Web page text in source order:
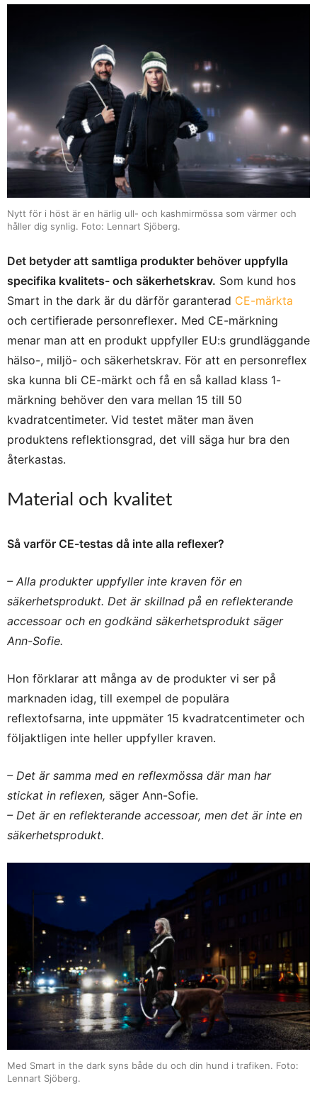
Nytt för i höst är en härlig ull- och kashmirmössa som värmer och
håller dig synlig. Foto: Lennart Sjöberg.
Det betyder att samtliga produkter behöver uppfylla
specifika kvalitets- och säkerhetskrav. Som kund hos
Smart in the dark är du därför garanterad CE-märkta
och certifierade personreflexer. Med CE-märkning
menar man att en produkt uppfyller EU:s grundläggande
hälso-, miljö- och säkerhetskrav. För att en personreflex
ska kunna bli CE-märkt och få en så kallad klass 1-
märkning behöver den vara mellan 15 till 50
kvadratcentimeter. Vid testet mäter man även
produktens reflektionsgrad, det vill säga hur bra den
återkastas.
Material och kvalitet
Så varför CE-testas då inte alla reflexer?
– Alla produkter uppfyller inte kraven för en
säkerhetsprodukt. Det är skillnad på en reflekterande
accessoar och en godkänd säkerhetsprodukt säger
Ann-Sofie.
Hon förklarar att många av de produkter vi ser på
marknaden idag, till exempel de populära
reflextofsarna, inte uppmäter 15 kvadratcentimeter och
följaktligen inte heller uppfyller kraven.
– Det är samma med en reflexmössa där man har
stickat in reflexen, säger Ann-Sofie.
– Det är en reflekterande accessoar, men det är inte en
säkerhetsprodukt.
Med Smart in the dark syns både du och din hund i trafiken. Foto:
Lennart Sjöberg.